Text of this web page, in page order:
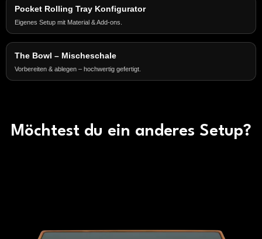
Pocket Rolling Tray Konfigurator
Eigenes Setup mit Material & Add-ons.
The Bowl – Mischeschale
Vorbereiten & ablegen – hochwertig gefertigt.
Möchtest du ein anderes Setup?